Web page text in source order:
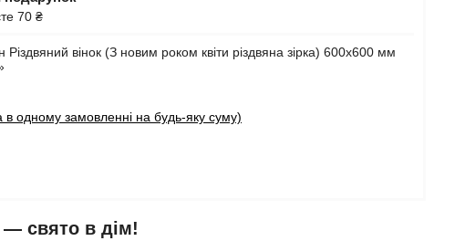
70 ₴
вінок (З новим роком квіти різдвяна зірка) 600х600 мм
одному замовленні на будь-яку суму)
— свято в дім!